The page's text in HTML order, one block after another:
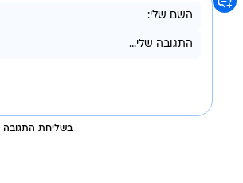
בשליחת התגובה